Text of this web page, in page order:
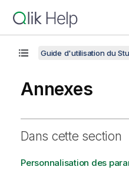
Guide d'utilisation du
Annexes
Dans cette section
Personnalisation des